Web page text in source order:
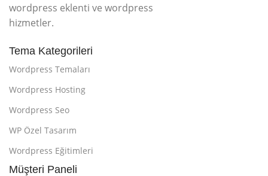
wordpress eklenti ve wordpress
hizmetler.
Tema Kategorileri
Wordpress Temaları
Wordpress Hosting
Wordpress Seo
WP Özel Tasarım
Wordpress Eğitimleri
Müşteri Paneli